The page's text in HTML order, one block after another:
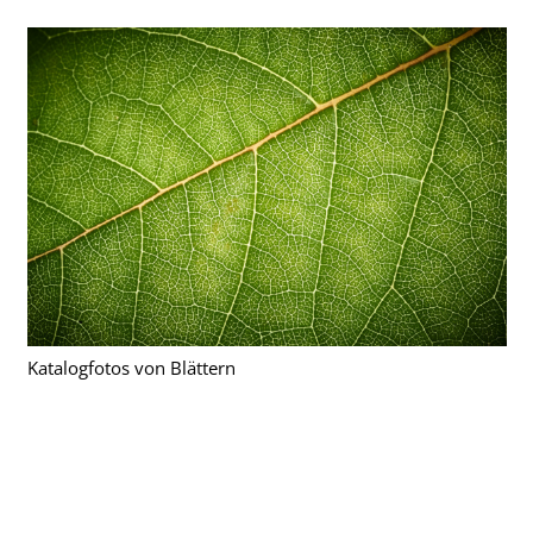
Katalogfotos von Blättern